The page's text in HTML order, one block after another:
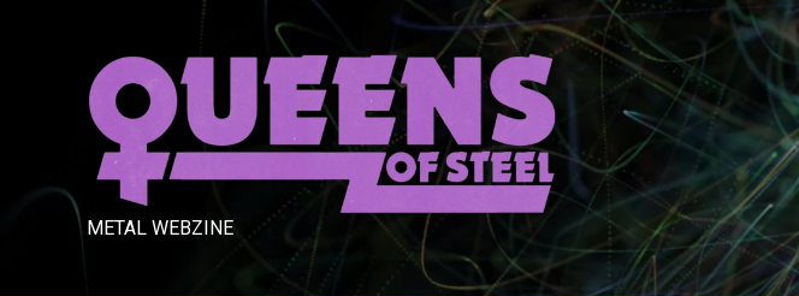
METAL WEBZINE